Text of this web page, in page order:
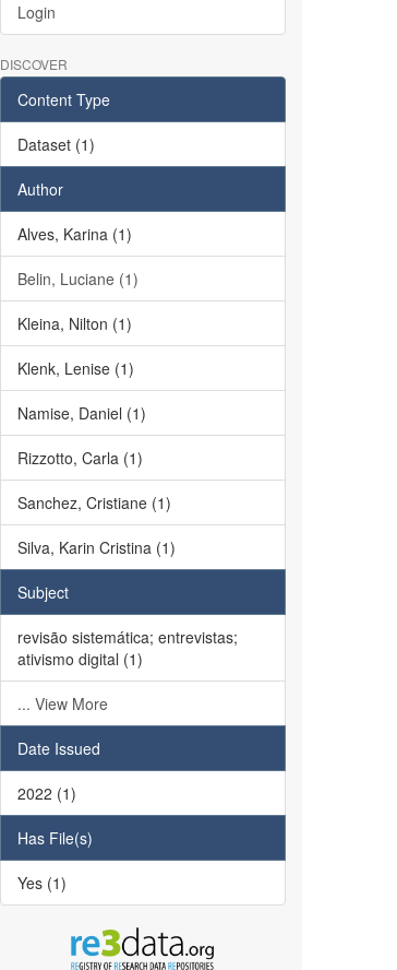
Login
DISCOVER
Content Type
Dataset (1)
Author
Alves, Karina (1)
Belin, Luciane (1)
Kleina, Nilton (1)
Klenk, Lenise (1)
Namise, Daniel (1)
Rizzotto, Carla (1)
Sanchez, Cristiane (1)
Silva, Karin Cristina (1)
Subject
revisão sistemática; entrevistas;
ativismo digital (1)
... View More
Date Issued
2022 (1)
Has File(s)
Yes (1)